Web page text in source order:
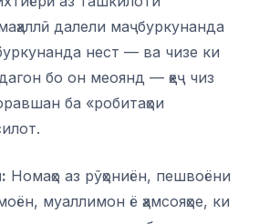
далели маҷбуркунанда
нест — ва чизе ки
бо он меоянд — ҳеҷ чиз
ба «робитаҳои
Номаҳо аз рӯҳониён, пешвоёни
муаллимон ё ҳамсояҳое, ки